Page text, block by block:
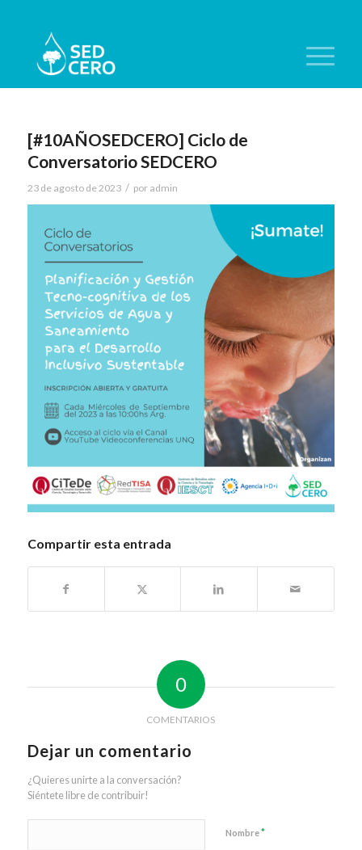
[#10AÑOSEDCERO] Ciclo de
Conversatorio SEDCERO
23 de agosto de 2023 / por admin
Compartir esta entrada
0
COMENTARIOS
Dejar un comentario
¿Quieres unirte a la conversación?
Siéntete libre de contribuir!
Nombre*